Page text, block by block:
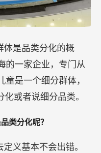
体是品类分化的概
的一家企业，专门从
是一个细分群体，
或者说细分品类。
类分化呢？
义基本不会出错。